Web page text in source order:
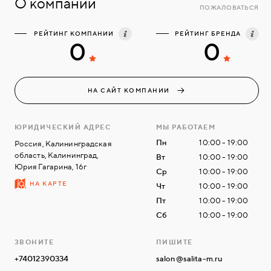
ПОЖАЛОВАТЬСЯ
РЕЙТИНГ КОМПАНИИ
0
РЕЙТИНГ БРЕНДА
0
НА САЙТ КОМПАНИИ
ЮРИДИЧЕСКИЙ АДРЕС
Россия, Калининградская
область, Калининград,
Юрия Гагарина, 16г
НА КАРТЕ
МЫ РАБОТАЕМ
Пн
10:00 - 19:00
Вт
10:00 - 19:00
Ср
10:00 - 19:00
Чт
10:00 - 19:00
Пт
10:00 - 19:00
Сб
10:00 - 19:00
ЗВОНИТЕ
+74012390334
ПИШИТЕ
salon@salita-m.ru